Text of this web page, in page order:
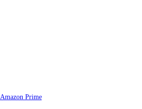
Amazon Prime